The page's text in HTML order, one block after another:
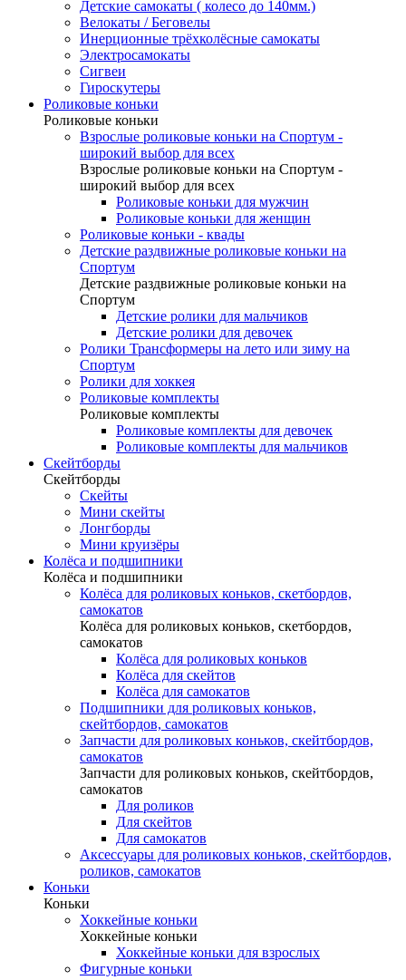
Детские самокаты ( колесо до 140мм.)
Велокаты / Беговелы
Инерционные трёхколёсные самокаты
Электросамокаты
Сигвеи
Гироскутеры
Роликовые коньки
Роликовые коньки
Взрослые роликовые коньки на Спортум -
широкий выбор для всех
Взрослые роликовые коньки на Спортум -
широкий выбор для всех
Роликовые коньки для мужчин
Роликовые коньки для женщин
Роликовые коньки - квады
Детские раздвижные роликовые коньки на
Спортум
Детские раздвижные роликовые коньки на
Спортум
Детские ролики для мальчиков
Детские ролики для девочек
Ролики Трансформеры на лето или зиму на
Спортум
Ролики для хоккея
Роликовые комплекты
Роликовые комплекты
Роликовые комплекты для девочек
Роликовые комплекты для мальчиков
Скейтборды
Скейтборды
Скейты
Мини скейты
Лонгборды
Мини круизёры
Колёса и подшипники
Колёса и подшипники
Колёса для роликовых коньков, скетбордов,
самокатов
Колёса для роликовых коньков, скетбордов,
самокатов
Колёса для роликовых коньков
Колёса для скейтов
Колёса для самокатов
Подшипники для роликовых коньков,
скейтбордов, самокатов
Запчасти для роликовых коньков, скейтбордов,
самокатов
Запчасти для роликовых коньков, скейтбордов,
самокатов
Для роликов
Для скейтов
Для самокатов
Аксессуары для роликовых коньков, скейтбордов,
роликов, самокатов
Коньки
Коньки
Хоккейные коньки
Хоккейные коньки
Хоккейные коньки для взрослых
Фигурные коньки